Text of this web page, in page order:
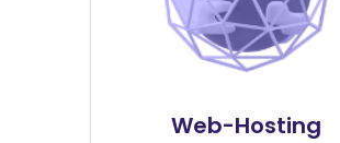
Web-Hosting